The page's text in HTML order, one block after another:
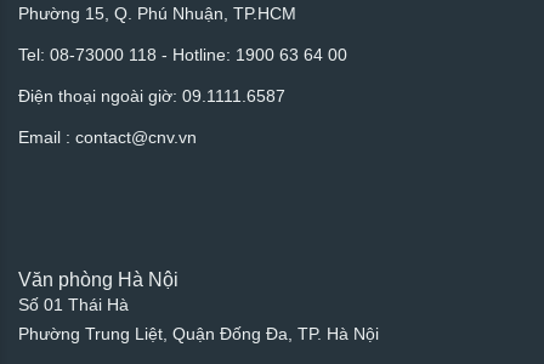
Phường 15, Q. Phú Nhuận, TP.HCM
Tel: 08-73000 118 - Hotline: 1900 63 64 00
Điện thoại ngoài giờ: 09.1111.6587
Email : contact@cnv.vn
Văn phòng Hà Nội
Số 01 Thái Hà
Phường Trung Liệt, Quận Đống Đa, TP. Hà Nội